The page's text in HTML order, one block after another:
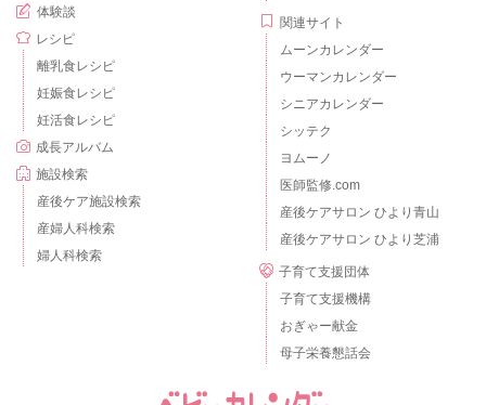
体験談
レシピ
離乳食レシピ
妊娠食レシピ
妊活食レシピ
成長アルバム
施設検索
産後ケア施設検索
産婦人科検索
婦人科検索
関連サイト
ムーンカレンダー
ウーマンカレンダー
シニアカレンダー
シッテク
ヨムーノ
医師監修.com
産後ケアサロン ひより青山
産後ケアサロン ひより芝浦
子育て支援団体
子育て支援機構
おぎゃー献金
母子栄養懇話会